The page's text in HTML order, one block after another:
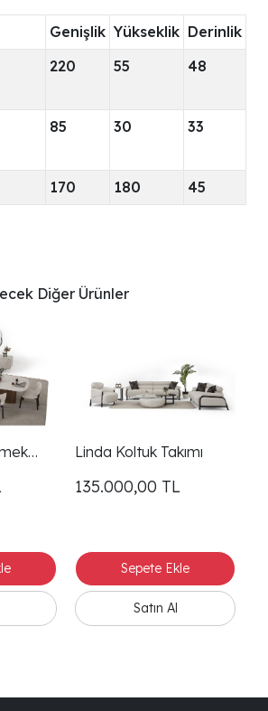
Genişlik Yükseklik Derinlik
220 55 48
85 30 33
170 180 45
Diğer Ürünler
Linda Koltuk Takımı
135.000,00 TL